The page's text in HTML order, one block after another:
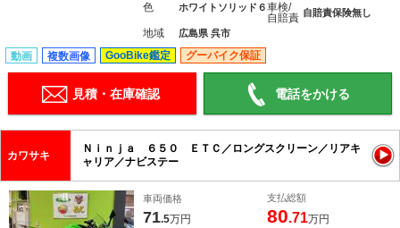
色 ホワイトソリッド６車検/
自賠責 自賠責保険無し
地域 広島県 呉市
動画 複数画像 GooBike鑑定 グーバイク保証
見積・在庫確認 電話をかける
カワサキ
Ｎｉｎｊａ ６５０ ＥＴＣ／ロングスクリーン／リアキ
ャリア／ナビステー
車両価格
71.5万円
支払総額
80.71万円